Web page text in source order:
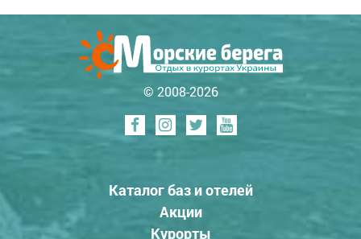
© 2008-2026
Каталог баз и отелей
Акции
Курорты